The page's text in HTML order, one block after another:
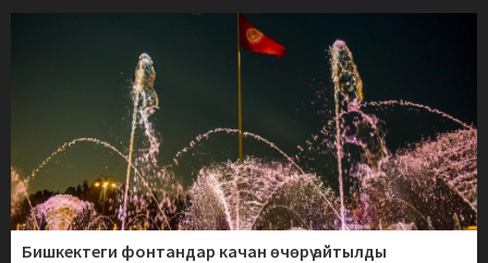
Бишкектеги фонтандар качан өчөрү айтылды